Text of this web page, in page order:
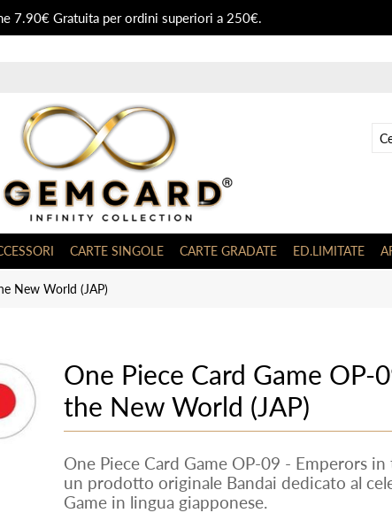
7.90€ Gratuita per ordini superiori a 250€.
CARTE SINGOLE CARTE GRADATE ED.LIMITATE
New World (JAP)
One Piece Card Game OP-
the New World (JAP)
One Piece Card Game OP-09 - Emperors
un prodotto originale Bandai dedicato al
Game in lingua giapponese.